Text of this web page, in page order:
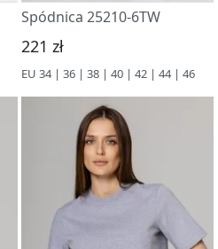
Spódnica 25210-6TW
221 zł
EU 34 | 36 | 38 | 40 | 42 | 44 | 46